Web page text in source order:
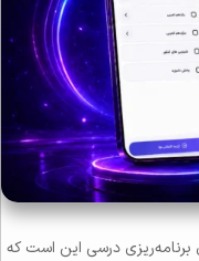
برنامه‌ریزی درسی این است که